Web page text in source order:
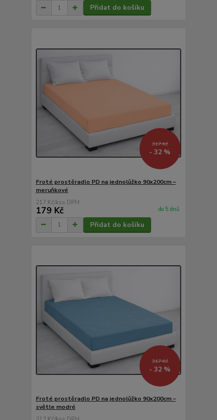
Přidat do košíku
317 Kč
- 32 %
Froté prostěradlo PD na jednolůžko 90x200cm –
meruňkové
217 Kč/ks
179 Kč do 5 dnů
Přidat do košíku
317 Kč
- 32 %
Froté prostěradlo PD na jednolůžko 90x200cm –
světle modré